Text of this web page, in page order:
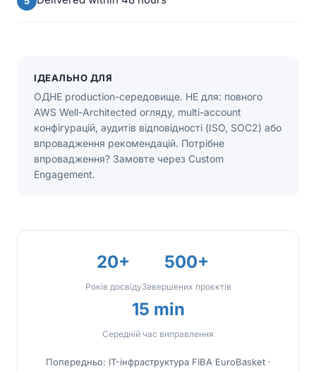
ІДЕАЛЬНО ДЛЯ
ОДНЕ production-середовище. НЕ для: повного
AWS Well-Architected огляду, multi-account
конфігурацій, аудитів відповідності (ISO, SOC2) або
впровадження рекомендацій. Потрібне
впровадження? Замовте через Custom
Engagement.
20+
Років досвіду
500+
Завершених проєктів
15 min
Середній час виправлення
Попередньо: IT-інфраструктура FIBA EuroBasket ·